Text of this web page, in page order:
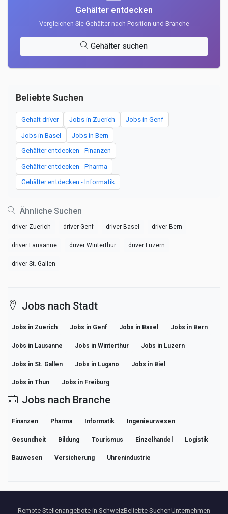
Gehälter entdecken
Vergleichen Sie Gehälter nach Position und Branche
Gehälter suchen
Beliebte Suchen
Gehalt driver Jobs in Zuerich Jobs in Genf
Jobs in Basel Jobs in Bern
Gehälter entdecken - Finanzen
Gehälter entdecken - Pharma
Gehälter entdecken - Informatik
Ähnliche Suchen
driver Zuerich driver Genf driver Basel driver Bern
driver Lausanne driver Winterthur driver Luzern
driver St. Gallen
Jobs nach Stadt
Jobs in Zuerich Jobs in Genf Jobs in Basel Jobs in Bern
Jobs in Lausanne Jobs in Winterthur Jobs in Luzern
Jobs in St. Gallen Jobs in Lugano Jobs in Biel
Jobs in Thun Jobs in Freiburg
Jobs nach Branche
Finanzen Pharma Informatik Ingenieurwesen
Gesundheit Bildung Tourismus Einzelhandel Logistik
Bauwesen Versicherung Uhrenindustrie
Remote Stellenangebote in SchweizBeliebte SuchenUnternehmen